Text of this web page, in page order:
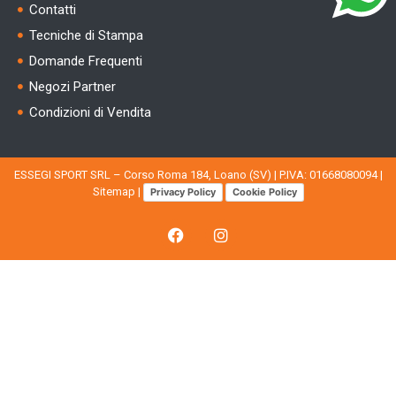
Contatti
Tecniche di Stampa
Domande Frequenti
Negozi Partner
Condizioni di Vendita
ESSEGI SPORT SRL – Corso Roma 184, Loano (SV) | P.IVA: 01668080094 |
Sitemap | Privacy Policy Cookie Policy